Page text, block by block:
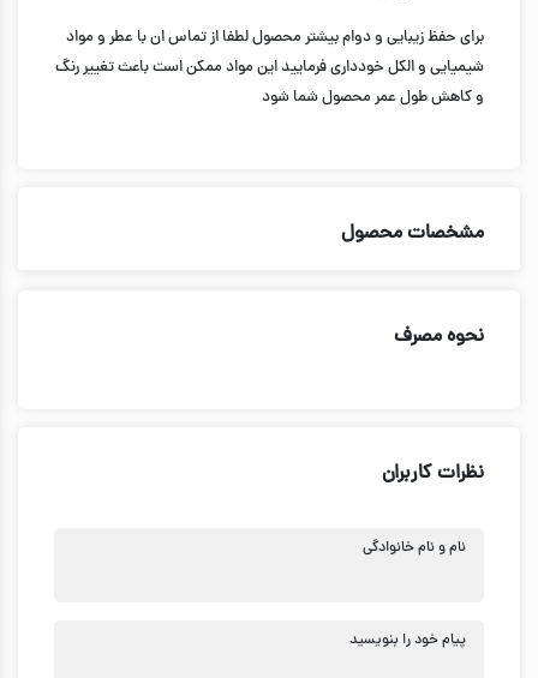
برای حفظ زیبایی و دوام بیشتر محصول لطفا از تماس ان با عطر و مواد
شیمیایی و الکل خودداری فرمایید این مواد ممکن است باعث تغییر رنگ
و کاهش طول عمر محصول شما شود
مشخصات محصول
نحوه مصرف
نظرات کاربران
نام و نام خانوادگی
پیام خود را بنویسید